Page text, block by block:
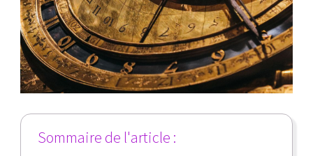
Sommaire de l'article :